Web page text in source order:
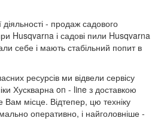
- продаж садового
Husqvarna і садові пили Husqvarna
себе і мають стабільний попит в
ресурсів ми відвели сервісу
Хускварна on - line з доставкою
Вам місце. Відтепер, цю техніку
оперативно, і найголовніше -